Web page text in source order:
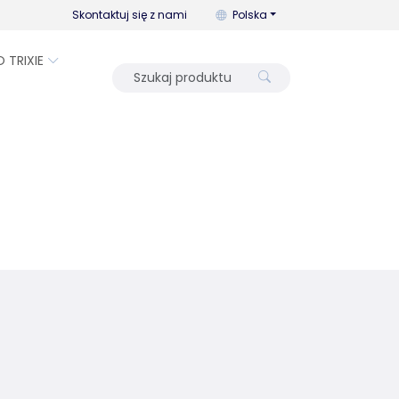
Skontaktuj się z nami Możesz zmienić język za
Polska
TRIXIE